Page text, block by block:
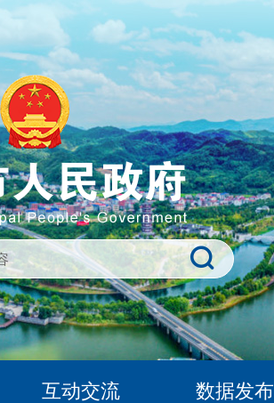
互动交流 数据发布